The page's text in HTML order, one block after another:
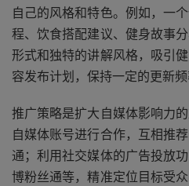
自己的风格和特色。例如，一
程、饮食搭配建议、健身故事
形式和独特的讲解风格，吸引
容发布计划，保持一定的更新
推广策略是扩大自媒体影响力
自媒体账号进行合作，互相推
通；利用社交媒体的广告投放
博粉丝通等，精准定位目标受